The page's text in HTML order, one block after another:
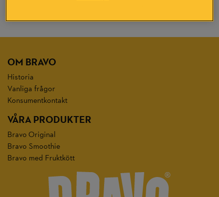
OM BRAVO
Historia
Vanliga frågor
Konsumentkontakt
VÅRA PRODUKTER
Bravo Original
Bravo Smoothie
Bravo med Fruktkött